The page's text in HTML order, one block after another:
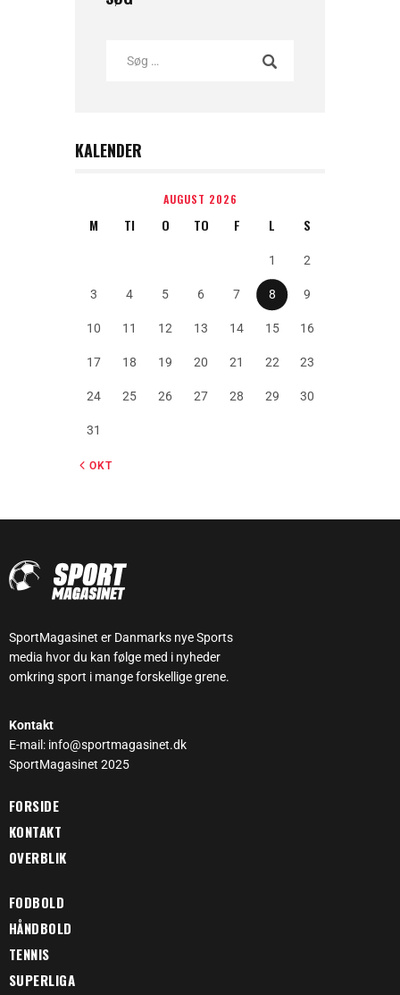
KALENDER
AUGUST 2026
M TI O TO F L S
1 2
3 4 5 6 7 8 9
10 11 12 13 14 15 16
17 18 19 20 21 22 23
24 25 26 27 28 29 30
31
« OKT
SportMagasinet er Danmarks nye Sports
media hvor du kan følge med i nyheder
omkring sport i mange forskellige grene.
Kontakt
E-mail: info@sportmagasinet.dk
SportMagasinet 2025
FORSIDE
KONTAKT
OVERBLIK
FODBOLD
HÅNDBOLD
TENNIS
SUPERLIGA